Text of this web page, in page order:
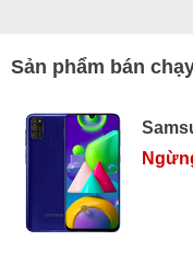
Sản phẩm bán